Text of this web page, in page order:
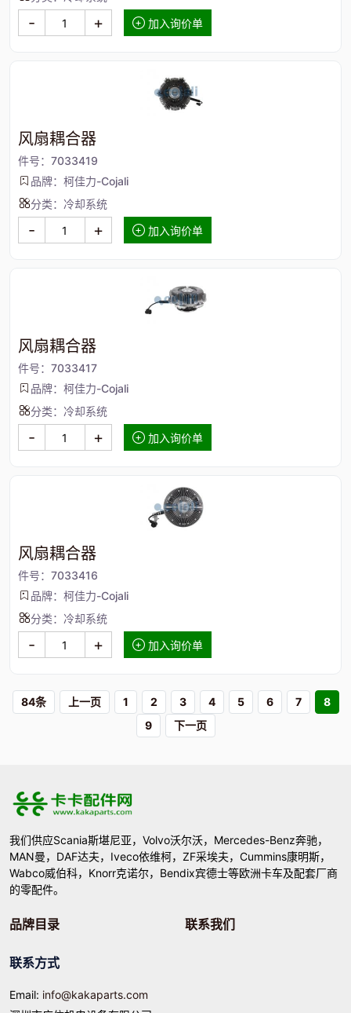
- + 加入询价单
风扇耦合器
件号：7033419
品牌：柯佳力-Cojali
分类：冷却系统
- + 加入询价单
风扇耦合器
件号：7033417
品牌：柯佳力-Cojali
分类：冷却系统
- + 加入询价单
风扇耦合器
件号：7033416
品牌：柯佳力-Cojali
分类：冷却系统
- + 加入询价单
84条 上一页 1 2 3 4 5 6 7
8
9
下一页
我们供应Scania斯堪尼亚，Volvo沃尔沃，Mercedes-Benz奔驰，
MAN曼，DAF达夫，Iveco依维柯，ZF采埃夫，Cummins康明斯，
Wabco威伯科，Knorr克诺尔，Bendix宾德士等欧洲卡车及配套厂商
的零配件。
品牌目录 联系我们
联系方式
Email: info@kakaparts.com